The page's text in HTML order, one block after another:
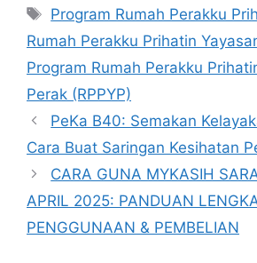
Tags
Program Rumah Perakku
Rumah Perakku Prihatin
Program Rumah Perakku
Perak (RPPYP)
PeKa B40: Semakan
Cara Buat Saringan Kesihatan
CARA GUNA MYKASIH
APRIL 2025: PANDUAN
PENGGUNAAN & PEMBELIAN